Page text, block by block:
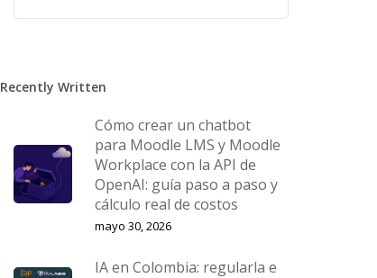
Recently Written
Cómo crear un chatbot
para Moodle LMS y Moodle
Workplace con la API de
OpenAI: guía paso a paso y
cálculo real de costos
mayo 30, 2026
IA en Colombia: regularla e